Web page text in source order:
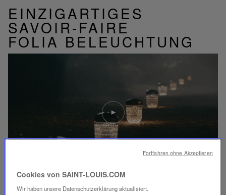
EINZIGARTIGES
SAVOIR-FAIRE
FOLIA BELEUCHTUNG
ENTDECKEN SIE UNSER SAVOIR-FAIRE
Video
abspielen
YouTube-
Video,
Folia
Cookies von SAINT-LOUIS.COM
Wir haben unsere Datenschutzerklärung aktualisiert.
Fortfahren ohne Akzeptieren